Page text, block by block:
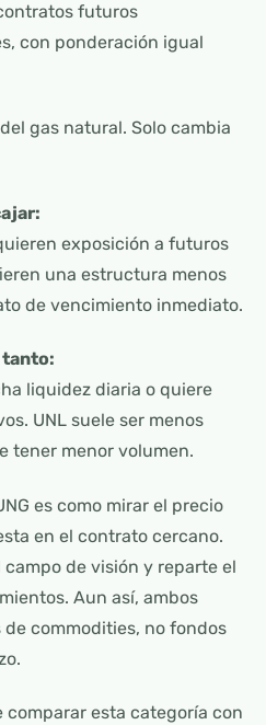
futuros
con ponderación igual
gas natural. Solo cambia
exposición a futuros
una estructura menos
de vencimiento inmediato.
tanto:
liquidez diaria o quiere
UNL suele ser menos
tener menor volumen.
es como mirar el precio
en el contrato cercano.
campo de visión y reparte el
Aun así, ambos
commodities, no fondos
esta categoría con